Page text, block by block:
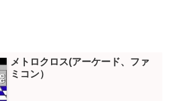
メトロクロス(アーケード、ファ
ミコン）